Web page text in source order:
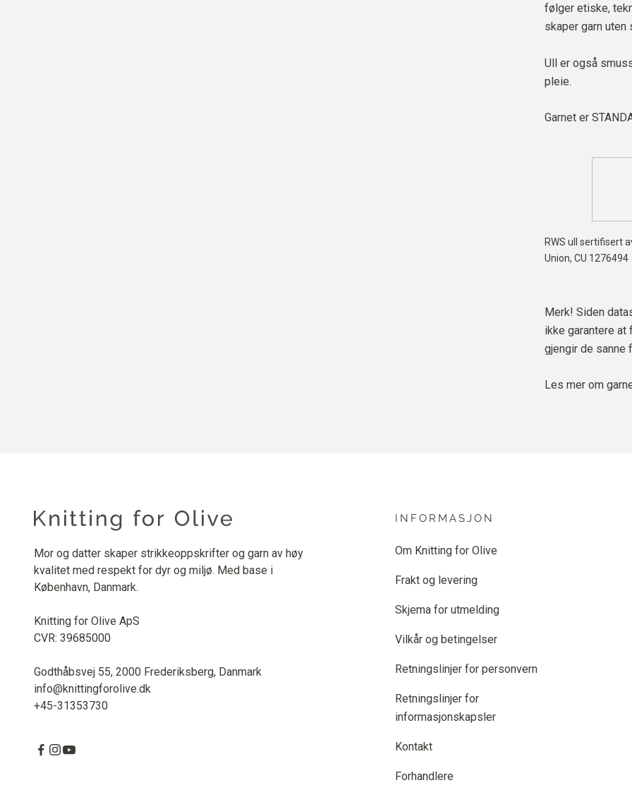
følger etiske,
skaper garn uten
Ull er også
pleie.
Garnet er
RWS ull sertifisert
Union, CU 1276494
Merk! Siden
ikke garantere at
gjengir de sanne
Les mer om
Mor og datter skaper strikkeoppskrifter og garn av høy
kvalitet med respekt for dyr og miljø. Med base i
København, Danmark.
Knitting for Olive ApS
CVR: 39685000
Godthåbsvej 55, 2000 Frederiksberg, Danmark
info@knittingforolive.dk
+45-31353730
INFORMASJON
Om Knitting for Olive
Frakt og levering
Skjema for utmelding
Vilkår og betingelser
Retningslinjer for personvern
Retningslinjer for
informasjonskapsler
Kontakt
Forhandlere